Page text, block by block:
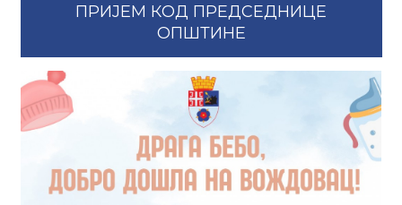
ПРИЈЕМ КОД ПРЕДСЕДНИЦЕ
ОПШТИНЕ